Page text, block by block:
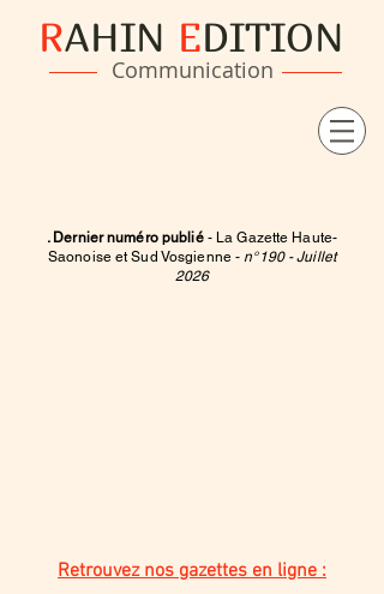
RAHIN EDITION
Communication
. Dernier numéro publié - La Gazette Haute-
Saonoise et Sud Vosgienne -n°190 - Juillet
2026
Retrouvez nos gazettes en ligne :